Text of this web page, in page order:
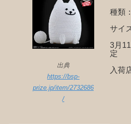
出典
https://bsp-
prize.jp/item/2732686
/
種類
サイ
3月
定
入荷